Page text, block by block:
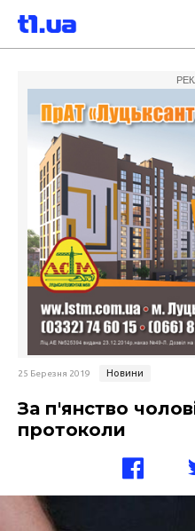
25 Березня 2019 Новини
За п'янство
протоколи